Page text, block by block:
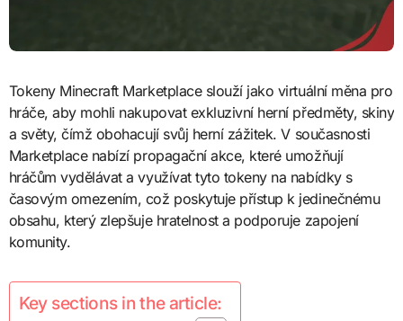
Tokeny Minecraft Marketplace slouží jako virtuální měna pro
hráče, aby mohli nakupovat exkluzivní herní předměty, skiny
a světy, čímž obohacují svůj herní zážitek. V současnosti
Marketplace nabízí propagační akce, které umožňují
hráčům vydělávat a využívat tyto tokeny na nabídky s
časovým omezením, což poskytuje přístup k jedinečnému
obsahu, který zlepšuje hratelnost a podporuje zapojení
komunity.
Key sections in the article: